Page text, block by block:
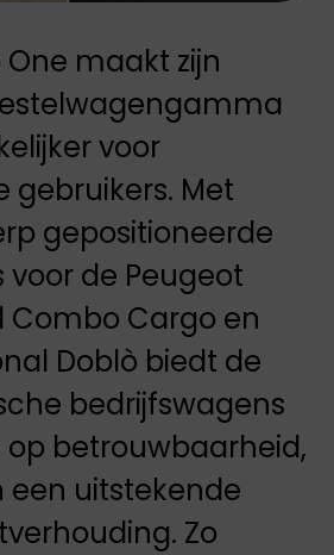
One maakt zijn
voor
gebruikers. Met
gepositioneerde
voor de Peugeot
Combo Cargo en
Doblò biedt de
bedrijfswagens
op betrouwbaarheid,
een uitstekende
Zo